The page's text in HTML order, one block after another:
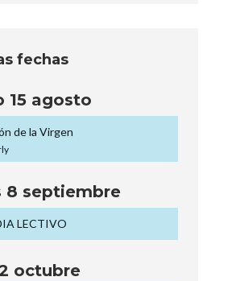
fechas
15 agosto
de la Virgen
8 septiembre
LECTIVO
octubre